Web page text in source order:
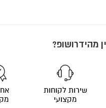
מהידרושופ?
שירות לקוחות
מקצועי